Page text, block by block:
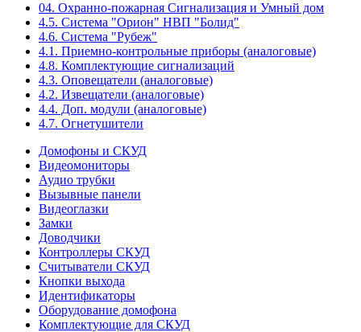
04. Охранно-пожарная Сигнализация и Умный дом
4.5. Система "Орион" НВП "Болид"
4.6. Система "Рубеж"
4.1. Приемно-контрольные приборы (аналоговые)
4.8. Комплектующие сигнализаций
4.3. Оповещатели (аналоговые)
4.2. Извещатели (аналоговые)
4.4. Доп. модули (аналоговые)
4.7. Огнетушители
Домофоны и СКУД
Видеомониторы
Аудио трубки
Вызывные панели
Видеоглазки
Замки
Доводчики
Контроллеры СКУД
Считыватели СКУД
Кнопки выхода
Идентификаторы
Оборудование домофона
Комплектующие для СКУД